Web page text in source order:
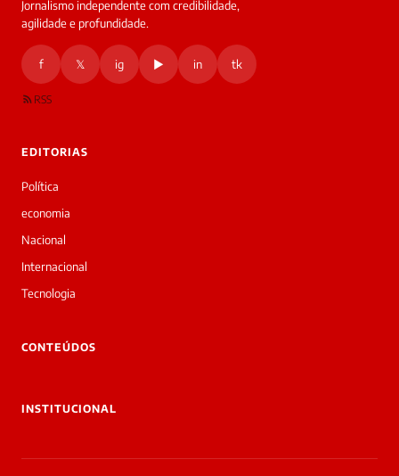
Jornalismo independente com credibilidade,
agilidade e profundidade.
f 𝕏 ig ▶ in tk
RSS
EDITORIAS
Política
economia
Nacional
Internacional
Tecnologia
CONTEÚDOS
INSTITUCIONAL